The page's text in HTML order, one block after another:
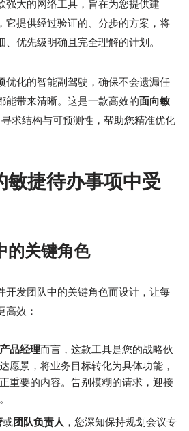
强大的网络工具，旨在为您提供建
它提供经过验证的、分步的方案，将
优先级明确且完全理解的计划。
优化的智能副驾驶，确保不会遗漏任
能带来清晰。这是一款高效的面向敏
求结构与可预测性，帮助您精准优化
敏捷待办事项中受
的关键角色
开发团队中的关键角色而设计，让每
高效：
产品经理而言，这款工具是您的战略伙
愿景，将业务目标转化为具体功能，
重要的内容。告别模糊的请求，迎接
或团队负责人 ，您深知保持规划会议专